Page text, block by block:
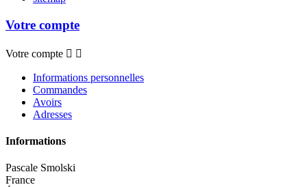
Votre compte
Votre compte  
Informations personnelles
Commandes
Avoirs
Adresses
Informations
Pascale Smolski
France